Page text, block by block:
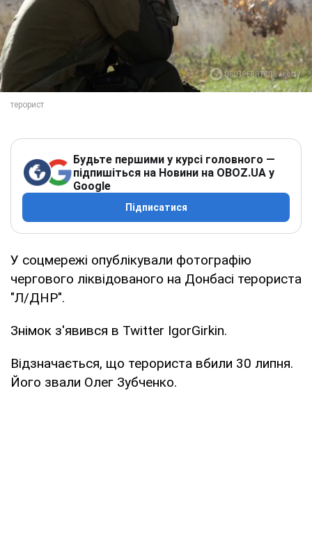
Будьте першими у курсі головного —
підпишіться на Новини на OBOZ.UA у
Google
Підписатися
У соцмережі опублікували фотографію
чергового ліквідованого на Донбасі терориста
"Л/ДНР".
Знімок з'явився в Twitter IgorGirkin.
Відзначається, що терориста вбили 30 липня.
Його звали Олег Зубченко.